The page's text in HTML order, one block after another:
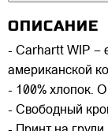
ОПИСАНИЕ
- Carhartt WIP –
американской
- 100% хлопок.
- Свободный